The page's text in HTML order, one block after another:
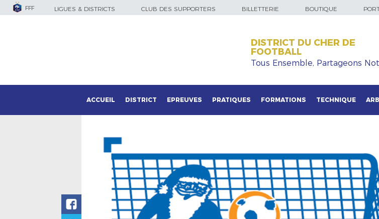
FFF LIGUES & DISTRICTS CLUB DES SUPPORTERS BILLETTERIE BOUTIQUE
DISTRICT DU CHER DE
FOOTBALL
Tous Ensemble, Partageons
ACCUEIL DISTRICT EPREUVES PRATIQUES FORMATIONS TECHNIQUE